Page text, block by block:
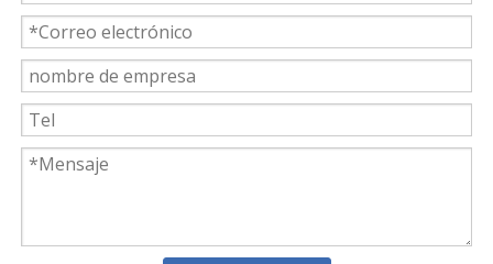
Weyeah Power celebra una cálida Navidad, ¡festejando juntos en esta temporada festiva!
Weyeah Power, 25 de diciembre de 2023 - En esta